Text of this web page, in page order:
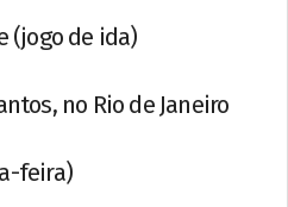
(jogo de ida)
no Rio de Janeiro
feira)